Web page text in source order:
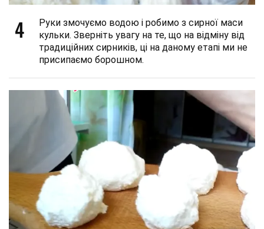
4
Руки змочуємо водою і робимо з сирної маси
кульки. Зверніть увагу на те, що на відміну від
традиційних сирників, ці на даному етапі ми не
присипаємо борошном.